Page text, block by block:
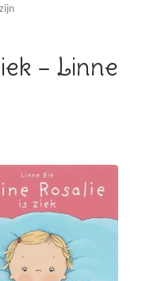
– Linne